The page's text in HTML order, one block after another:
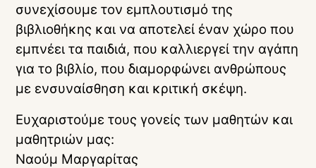
συνεχίσουμε τον εμπλουτισμό της
βιβλιοθήκης και να αποτελεί έναν χώρο που
εμπνέει τα παιδιά, που καλλιεργεί την αγάπη
για το βιβλίο, που διαμορφώνει ανθρώπους
με ενσυναίσθηση και κριτική σκέψη.
Ευχαριστούμε τους γονείς των μαθητών και
μαθητριών μας:
Ναούμ Μαργαρίτας